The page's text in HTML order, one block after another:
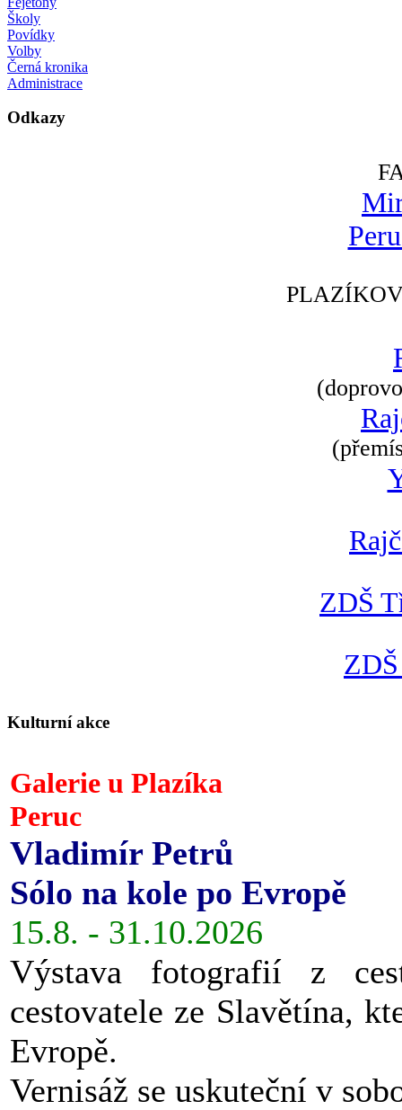
Školy
Povídky
Volby
Černá kronika
Administrace
Odkazy
ZDŠ
Kulturní akce
Galerie u Plazíka
Peruc
Vladimír Petrů
Sólo na kole po Evropě
15.8. - 31.10.2026
Výstava fotografií z
cestovatele ze Slavětína,
Evropě.
Vernisáž se uskuteční v